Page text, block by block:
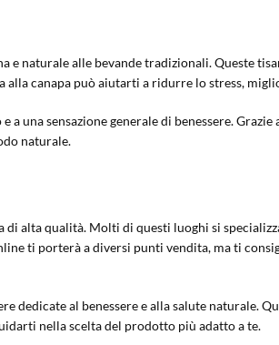
e naturale alle bevande tradizionali. Queste
canapa può aiutarti a ridurre lo stress,
una sensazione generale di benessere.
naturale.
di alta qualità. Molti di questi luoghi si
ti porterà a diversi punti vendita, ma ti
dedicate al benessere e alla salute naturale.
nella scelta del prodotto più adatto a te.